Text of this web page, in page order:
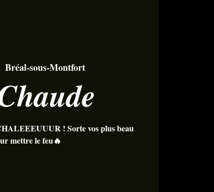
Bréal-sous-Montfort
! Sorte vos plus beau
mettre le feu🔥